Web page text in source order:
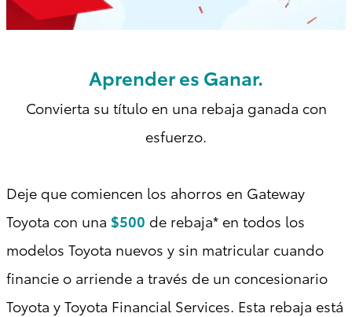
Aprender es Ganar.
Convierta su título en una rebaja ganada con
esfuerzo.
Deje que comiencen los ahorros en Gateway
Toyota con una $500 de rebaja* en todos los
modelos Toyota nuevos y sin matricular cuando
financie o arriende a través de un concesionario
Toyota y Toyota Financial Services. Esta rebaja está